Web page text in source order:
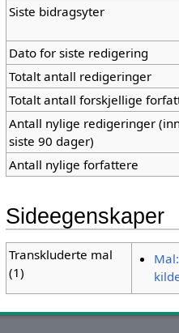
Siste bidragsyter
Dato for siste redigering
Totalt antall redigeringer
Totalt antall forskjellige
Antall nylige redigeringer
siste 90 dager)
Antall nylige forfattere
Sideegenskaper
Transkluderte mal
(1)